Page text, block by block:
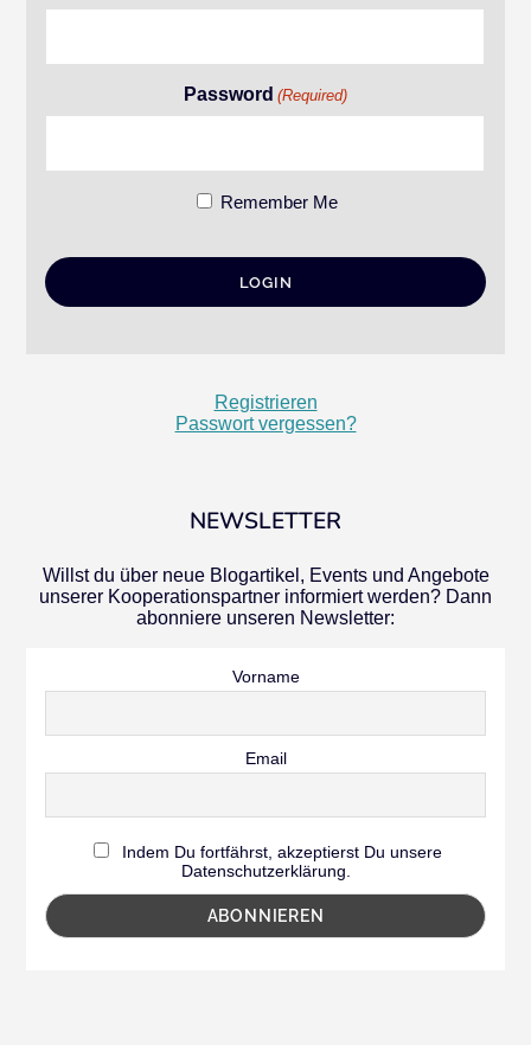
Password (Required)
Remember Me
Registrieren
Passwort vergessen?
NEWSLETTER
Willst du über neue Blogartikel, Events und Angebote
unserer Kooperationspartner informiert werden? Dann
abonniere unseren Newsletter:
Vorname
Email
Indem Du fortfährst, akzeptierst Du unsere
Datenschutzerklärung.